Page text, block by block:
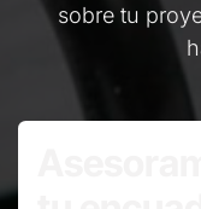
sobre tu